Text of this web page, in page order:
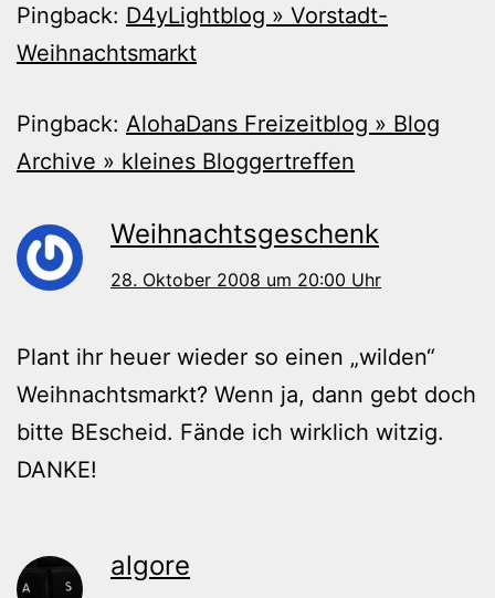
Pingback: D4yLightblog » Vorstadt-
Weihnachtsmarkt
Pingback: AlohaDans Freizeitblog » Blog
Archive » kleines Bloggertreffen
Weihnachtsgeschenk
28. Oktober 2008 um 20:00 Uhr
Plant ihr heuer wieder so einen „wilden“
Weihnachtsmarkt? Wenn ja, dann gebt doch
bitte BEscheid. Fände ich wirklich witzig.
DANKE!
algore